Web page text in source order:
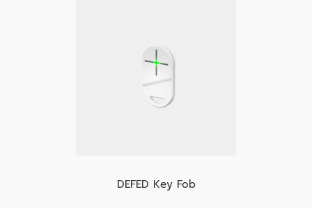
DEFED Key Fob